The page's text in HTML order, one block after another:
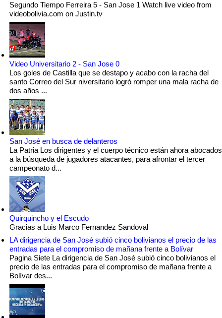
Segundo Tiempo Ferreira 5 - San Jose 1 Watch live video from
videobolivia.com on Justin.tv
Video Universitario 2 - San Jose 0
Los goles de Castilla que se destapo y acabo con la racha del
santo Correo del Sur niversitario logró romper una mala racha de
dos años ...
San José en busca de delanteros
La Patria Los dirigentes y el cuerpo técnico están ahora abocados
a la búsqueda de jugadores atacantes, para afrontar el tercer
campeonato d...
Quirquincho y el Escudo
Gracias a Luis Marco Fernandez Sandoval
LA dirigencia de San José subió cinco bolivianos el precio de las
entradas para el compromiso de mañana frente a Bolívar
Pagina Siete La dirigencia de San José subió cinco bolivianos el
precio de las entradas para el compromiso de mañana frente a
Bolívar des...